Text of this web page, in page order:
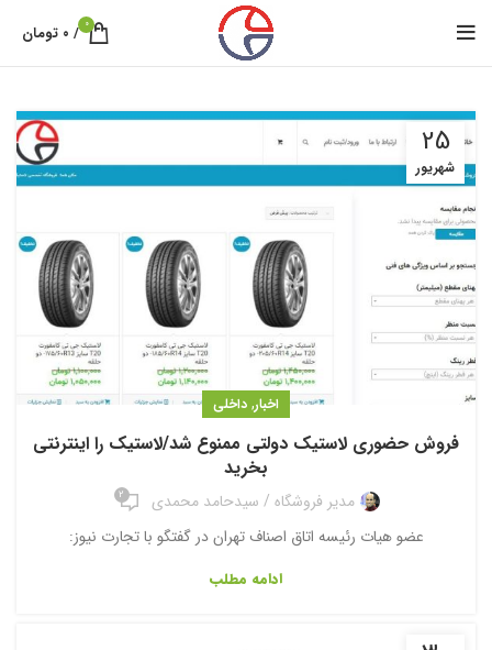
0
/ ۰ تومان
25
شهریور
اخبار, داخلی
فروش حضوری لاستیک دولتی ممنوع شد/لاستیک را اینترنتی
بخرید
مدیر فروشگاه / سیدحامد محمدی 2
عضو هیات رئیسه اتاق اصناف تهران در گفتگو با تجارت نیوز:
ادامه مطلب